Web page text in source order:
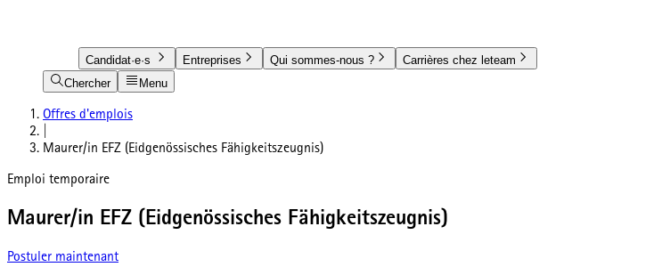
Candidat·e·s Entreprises Qui sommes-nous ?
Carrières chez leteam
Chercher
Menu
Offres d'emplois
Maurer/in EFZ (Eidgenössisches Fähigkeitszeugnis)
Emploi temporaire
Maurer/in EFZ (Eidgenössisches Fähigkeitszeugnis)
Postuler maintenant